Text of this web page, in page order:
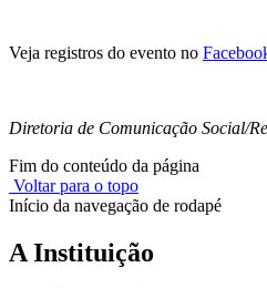
Veja registros do evento no
Diretoria de Comunicação Social/
Fim do conteúdo da página
Voltar para o topo
Início da navegação de rodapé
A Instituição